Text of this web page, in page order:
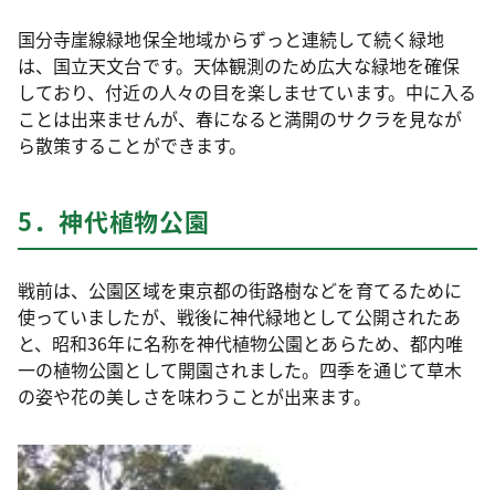
国分寺崖線緑地保全地域からずっと連続して続く緑地
は、国立天文台です。天体観測のため広大な緑地を確保
しており、付近の人々の目を楽しませています。中に入る
ことは出来ませんが、春になると満開のサクラを見なが
ら散策することができます。
5．神代植物公園
戦前は、公園区域を東京都の街路樹などを育てるために
使っていましたが、戦後に神代緑地として公開されたあ
と、昭和36年に名称を神代植物公園とあらため、都内唯
一の植物公園として開園されました。四季を通じて草木
の姿や花の美しさを味わうことが出来ます。